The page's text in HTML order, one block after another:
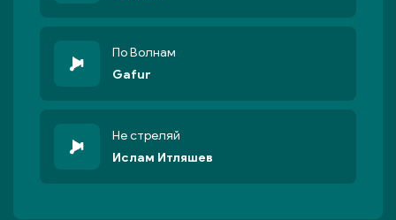
По Волнам
Gafur
Не стреляй
Ислам Итляшев